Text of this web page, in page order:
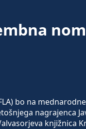
bo na
nagrajenca
knjižnica